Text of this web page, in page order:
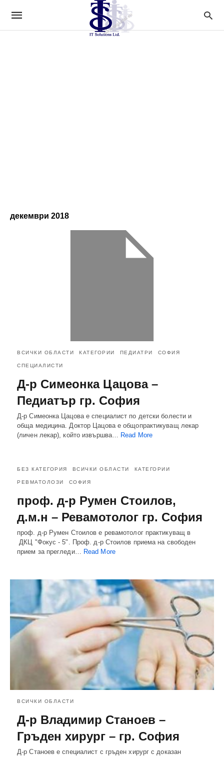
декември 2018
ВСИЧКИ ОБЛАСТИ КАТЕГОРИИ ПЕДИАТРИ СОФИЯ
СПЕЦИАЛИСТИ
Д-р Симеонка Цацова –
Педиатър гр. София
Д-р Симеонка Цацова е специалист по детски болести и
обща медицина. Доктор Цацова е общопрактикуващ лекар
(личен лекар), който извършва… Read More
БЕЗ КАТЕГОРИЯ ВСИЧКИ ОБЛАСТИ КАТЕГОРИИ
РЕВМАТОЛОЗИ СОФИЯ
проф. д-р Румен Стоилов,
д.м.н – Ревамотолог гр. София
проф. д-р Румен Стоилов е ревамотолог практикуващ в
ДКЦ "Фокус - 5". Проф. д-р Стоилов приема на свободен
прием за прегледи… Read More
ВСИЧКИ ОБЛАСТИ
Д-р Владимир Станоев –
Гръден хирург – гр. София
Д-р Станоев е специалист с гръден хирург с доказан